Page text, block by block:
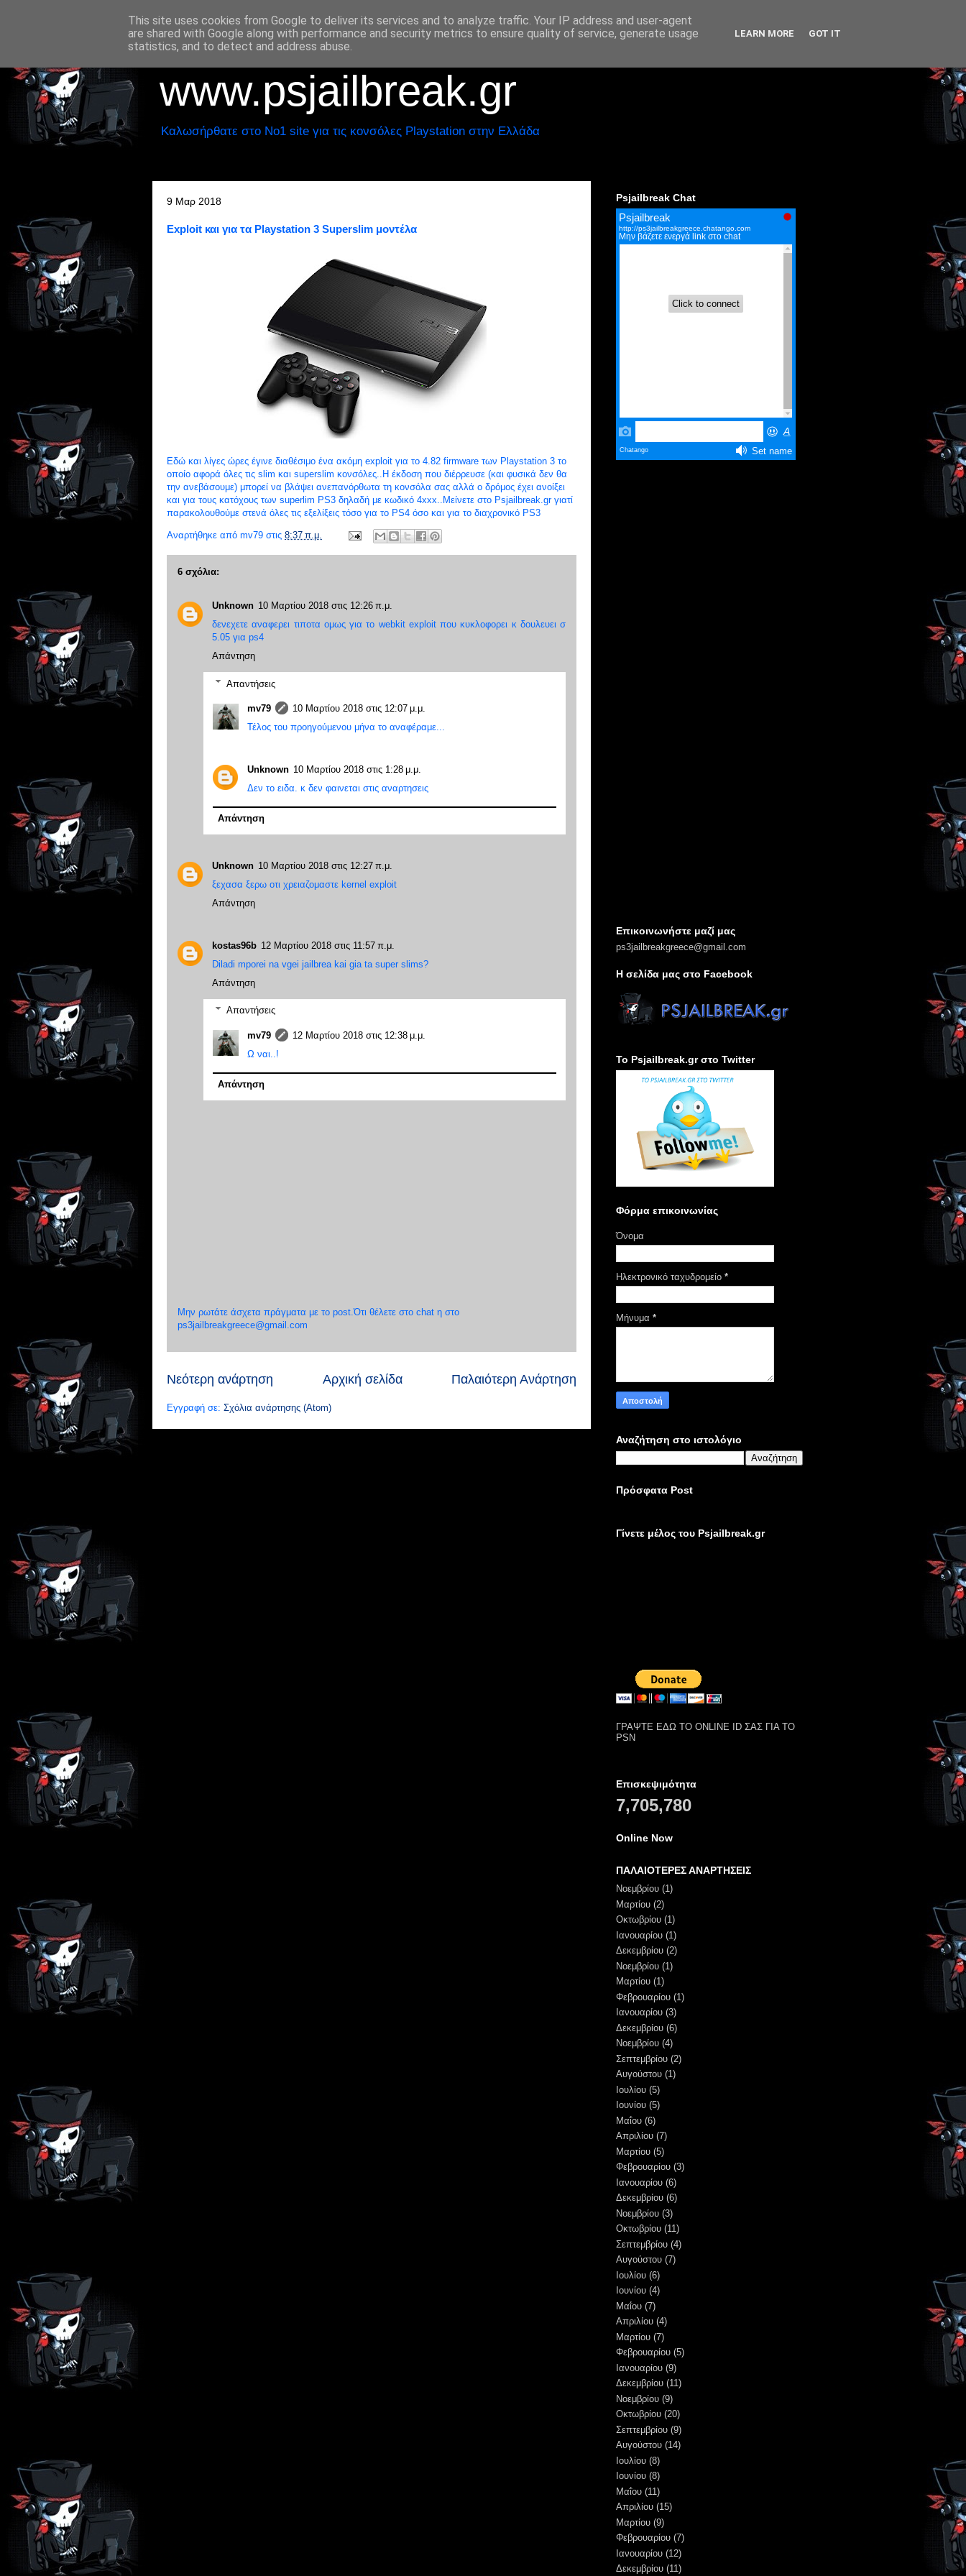
www.psjailbreak.gr
Καλωσήρθατε στο No1 site για τις κονσόλες Playstation στην Ελλάδα
9 Μαρ 2018
Exploit και για τα Playstation 3 Superslim μοντέλα
Εδώ και λίγες ώρες έγινε διαθέσιμο ένα ακόμη exploit για το 4.82 firmware των Playstation 3 το
οποίο αφορά όλες τις slim και superslim κονσόλες..Η έκδοση που διέρρευσε (και φυσικά δεν θα
την ανεβάσουμε) μπορεί να βλάψει ανεπανόρθωτα τη κονσόλα σας αλλά ο δρόμος έχει ανοίξει
και για τους κατόχους των superlim PS3 δηλαδή με κωδικό 4xxx..Μείνετε στο Psjailbreak.gr γιατί
παρακολουθούμε στενά όλες τις εξελίξεις τόσο για το PS4 όσο και για το διαχρονικό PS3
Αναρτήθηκε από mv79 στις 8:37 π.μ.
6 σχόλια:
Unknown 10 Μαρτίου 2018 στις 12:26 π.μ.
δενεχετε αναφερει τιποτα ομως για το webkit exploit που κυκλοφορει κ δουλευει σ
5.05 για ps4
Απάντηση
Απαντήσεις
mv79
10 Μαρτίου 2018 στις 12:07 μ.μ.
Τέλος του προηγούμενου μήνα το αναφέραμε...
Unknown 10 Μαρτίου 2018 στις 1:28 μ.μ.
Δεν το ειδα. κ δεν φαινεται στις αναρτησεις
Απάντηση
Unknown 10 Μαρτίου 2018 στις 12:27 π.μ.
ξεχασα ξερω οτι χρειαζομαστε kernel exploit
Απάντηση
kostas96b 12 Μαρτίου 2018 στις 11:57 π.μ.
Diladi mporei na vgei jailbrea kai gia ta super slims?
Απάντηση
Απαντήσεις
mv79
12 Μαρτίου 2018 στις 12:38 μ.μ.
Ω ναι..!
Απάντηση
Μην ρωτάτε άσχετα πράγματα με το post.Ότι θέλετε στο chat η στο
ps3jailbreakgreece@gmail.com
Νεότερη ανάρτηση Παλαιότερη Ανάρτηση
Αρχική σελίδα
Εγγραφή σε: Σχόλια ανάρτησης (Atom)
Psjailbreak Chat
Επικοινωνήστε μαζί μας
ps3jailbreakgreece@gmail.com
H σελίδα μας στο Facebook
Το Psjailbreak.gr στο Twitter
Φόρμα επικοινωνίας
Όνομα
Ηλεκτρονικό ταχυδρομείο *
Μήνυμα *
Αναζήτηση στο ιστολόγιο
Πρόσφατα Post
Γίνετε μέλος του Psjailbreak.gr
ΓΡΑΨΤΕ ΕΔΩ ΤΟ ONLINE ID ΣΑΣ ΓΙΑ ΤΟ
PSN
Επισκεψιμότητα
7,705,780
Online Now
ΠΑΛΑΙΟΤΕΡΕΣ ΑΝΑΡΤΗΣΕΙΣ
Νοεμβρίου (1)
Μαρτίου (2)
Οκτωβρίου (1)
Ιανουαρίου (1)
Δεκεμβρίου (2)
Νοεμβρίου (1)
Μαρτίου (1)
Φεβρουαρίου (1)
Ιανουαρίου (3)
Δεκεμβρίου (6)
Νοεμβρίου (4)
Σεπτεμβρίου (2)
Αυγούστου (1)
Ιουλίου (5)
Ιουνίου (5)
Μαΐου (6)
Απριλίου (7)
Μαρτίου (5)
Φεβρουαρίου (3)
Ιανουαρίου (6)
Δεκεμβρίου (6)
Νοεμβρίου (3)
Οκτωβρίου (11)
Σεπτεμβρίου (4)
Αυγούστου (7)
Ιουλίου (6)
Ιουνίου (4)
Μαΐου (7)
Απριλίου (4)
Μαρτίου (7)
Φεβρουαρίου (5)
Ιανουαρίου (9)
Δεκεμβρίου (11)
Νοεμβρίου (9)
Οκτωβρίου (20)
Σεπτεμβρίου (9)
Αυγούστου (14)
Ιουλίου (8)
Ιουνίου (8)
Μαΐου (11)
Απριλίου (15)
Μαρτίου (9)
Φεβρουαρίου (7)
Ιανουαρίου (12)
Δεκεμβρίου (11)
This site uses cookies from Google to deliver its services and to analyze traffic. Your IP address and user-agent
are shared with Google along with performance and security metrics to ensure quality of service, generate usage
statistics, and to detect and address abuse.
LEARN MORE GOT IT